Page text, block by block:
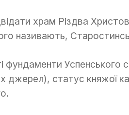
храм Різдва
називають,
фундаменти Успенського
джерел), статус княжої